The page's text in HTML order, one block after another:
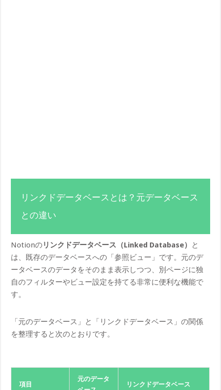
リンクドデータベースとは？元データベース
との違い
Notionのリンクドデータベース（Linked Database） と
は、既存のデータベースへの「参照ビュー」です。元のデ
ータベースのデータをそのまま表示しつつ、別ページに独
自のフィルターやビュー設定を持てる非常に便利な機能で
す。
「元のデータベース」と「リンクドデータベース」の関係
を整理すると次のとおりです。
項目
元のデータ
リンクドデータベース